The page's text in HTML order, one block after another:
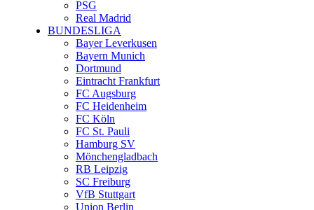
PSG
Real Madrid
BUNDESLIGA
Bayer Leverkusen
Bayern Munich
Dortmund
Eintracht Frankfurt
FC Augsburg
FC Heidenheim
FC Köln
FC St. Pauli
Hamburg SV
Mönchengladbach
RB Leipzig
SC Freiburg
VfB Stuttgart
Union Berlin